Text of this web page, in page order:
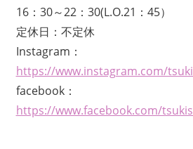
16：30～22：30(L.O.21：45）
定休日：不定休
Instagram：
https://www.instagram.com/
facebook：
https://www.facebook.com/